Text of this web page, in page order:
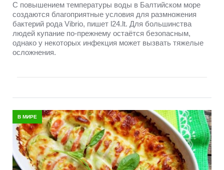
С повышением температуры воды в Балтийском море
создаются благоприятные условия для размножения
бактерий рода Vibrio, пишет l24.lt. Для большинства
людей купание по-прежнему остаётся безопасным,
однако у некоторых инфекция может вызвать тяжелые
осложнения.
В МИРЕ